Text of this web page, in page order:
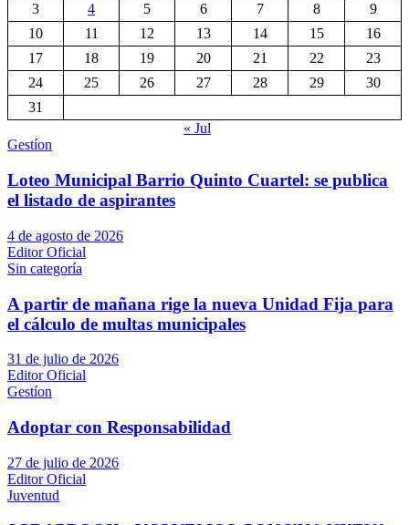
3
4 5 6 7 8
9
10
11 12 13 14 15
16
17
18 19 20 21 22
23
24
25 26 27 28 29
30
31
« Jul
Gestíon
Loteo Municipal Barrio Quinto Cuartel: se publica
el listado de aspirantes
4 de agosto de 2026
Editor Oficial
Sin categoría
A partir de mañana rige la nueva Unidad Fija para
el cálculo de multas municipales
31 de julio de 2026
Editor Oficial
Gestíon
Adoptar con Responsabilidad
27 de julio de 2026
Editor Oficial
Juventud